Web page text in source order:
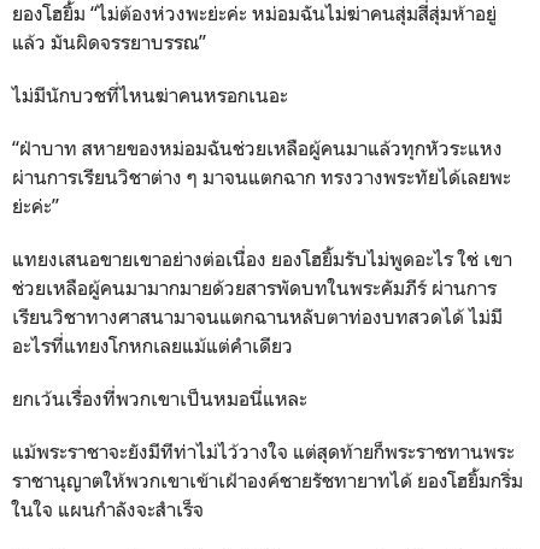
ยองโฮยิ้ม “ไม่ต้องห่วงพะย่ะค่ะ หม่อมฉันไม่ฆ่าคนสุ่มสี่สุ่มห้าอยู่
แล้ว มันผิดจรรยาบรรณ”
ไม่มีนักบวชที่ไหนฆ่าคนหรอกเนอะ
“ฝ่าบาท สหายของหม่อมฉันช่วยเหลือผู้คนมาแล้วทุกหัวระแหง
ผ่านการเรียนวิชาต่าง ๆ มาจนแตกฉาก ทรงวางพระทัยได้เลยพะ
ย่ะค่ะ”
แทยงเสนอขายเขาอย่างต่อเนื่อง ยองโฮยิ้มรับไม่พูดอะไร ใช่ เขา
ช่วยเหลือผู้คนมามากมายด้วยสารพัดบทในพระคัมภีร์ ผ่านการ
เรียนวิชาทางศาสนามาจนแตกฉานหลับตาท่องบทสวดได้ ไม่มี
อะไรที่แทยงโกหกเลยแม้แต่คำเดียว
ยกเว้นเรื่องที่พวกเขาเป็นหมอนี่แหละ
แม้พระราชาจะยังมีทีท่าไม่ไว้วางใจ แต่สุดท้ายก็พระราชทานพระ
ราชานุญาตให้พวกเขาเข้าเฝ้าองค์ชายรัชทายาทได้ ยองโฮยิ้มกริ่ม
ในใจ แผนกำลังจะสำเร็จ